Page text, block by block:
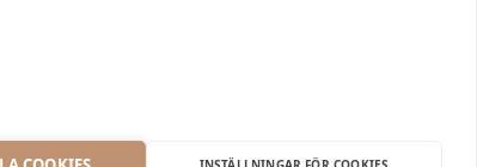
snabbt och effektivt.